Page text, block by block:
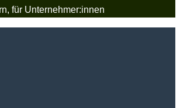
für Unternehmer:innen